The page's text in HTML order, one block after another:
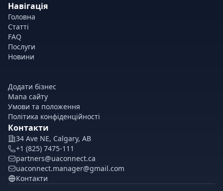
Навігація
Головна
Статті
FAQ
Послуги
Новини
Додати бізнес
Мапа сайту
Умови та положення
Політика конфіденційності
Контакти
34 Ave NE, Calgary, AB
+1 (825) 7475-111
partners@uaconnect.ca
uaconnect.manager@gmail.com
Контакти